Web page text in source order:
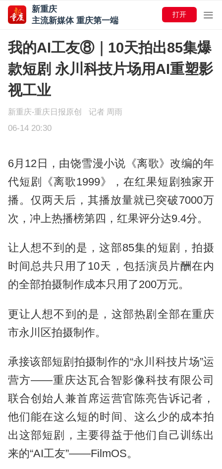
新重庆
主流新媒体 重庆第一端
打开
我的AI工友⑧｜10天拍出85集爆
款短剧 永川科技片场用AI重塑影
视工业
新重庆-重庆日报原创 记者 周雨
06-14 20:30
6月12日，由饶雪漫小说《离歌》改编的年
代短剧《离歌1999》，在红果短剧独家开
播。仅两天后，其播放量就已突破7000万
次，冲上热播榜第四，红果评分达9.4分。
让人想不到的是，这部85集的短剧，拍摄
时间总共只用了10天，包括演员片酬在内
的全部拍摄制作成本只用了200万元。
更让人想不到的是，这部热剧全部在重庆
市永川区拍摄制作。
承接该部短剧拍摄制作的“永川科技片场”运
营方——重庆达瓦合智影像科技有限公司
联合创始人兼首席运营官陈亮告诉记者，
他们能在这么短的时间、这么少的成本拍
出这部短剧，主要得益于他们自己训练出
来的“AI工友”——FilmOS。